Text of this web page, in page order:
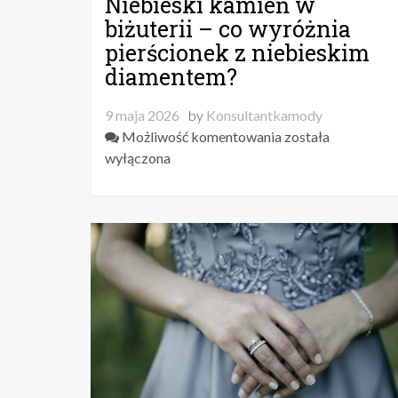
biżuterii – co wyróżnia
pierścionek z niebieskim
diamentem?
9 maja 2026 by Konsultantkamody
Możliwość komentowania Niebieski
–
co
wyróżnia
pierścionek
z
niebieskim
diamentem?
została
wyłączona